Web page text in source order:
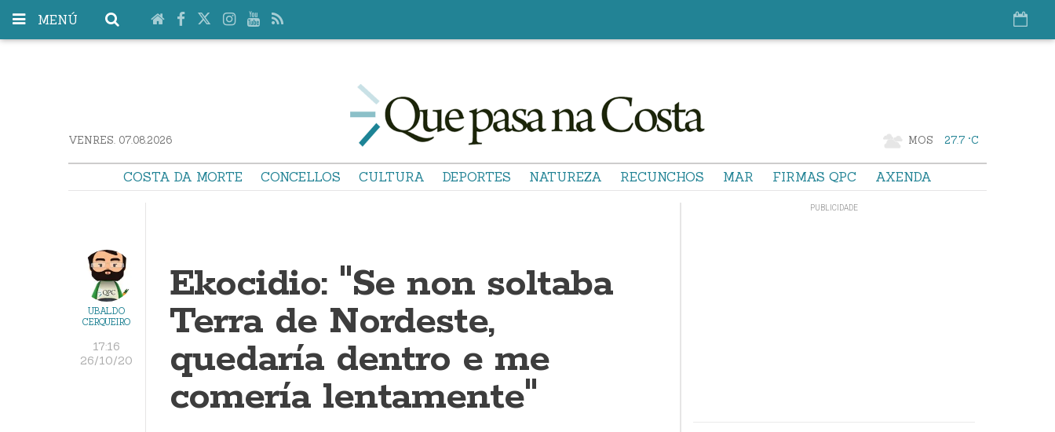
MENÚ
VENRES. 07.08.2026 MOS 27.7 °C
COSTA DA MORTE CONCELLOS CULTURA DEPORTES NATUREZA RECUNCHOS MAR FIRMAS QPC AXENDA
UBALDO
CERQUEIRO
17:16
26/10/20
Ekocidio: "Se non soltaba
Terra de Nordeste,
quedaría dentro e me
comería lentamente"